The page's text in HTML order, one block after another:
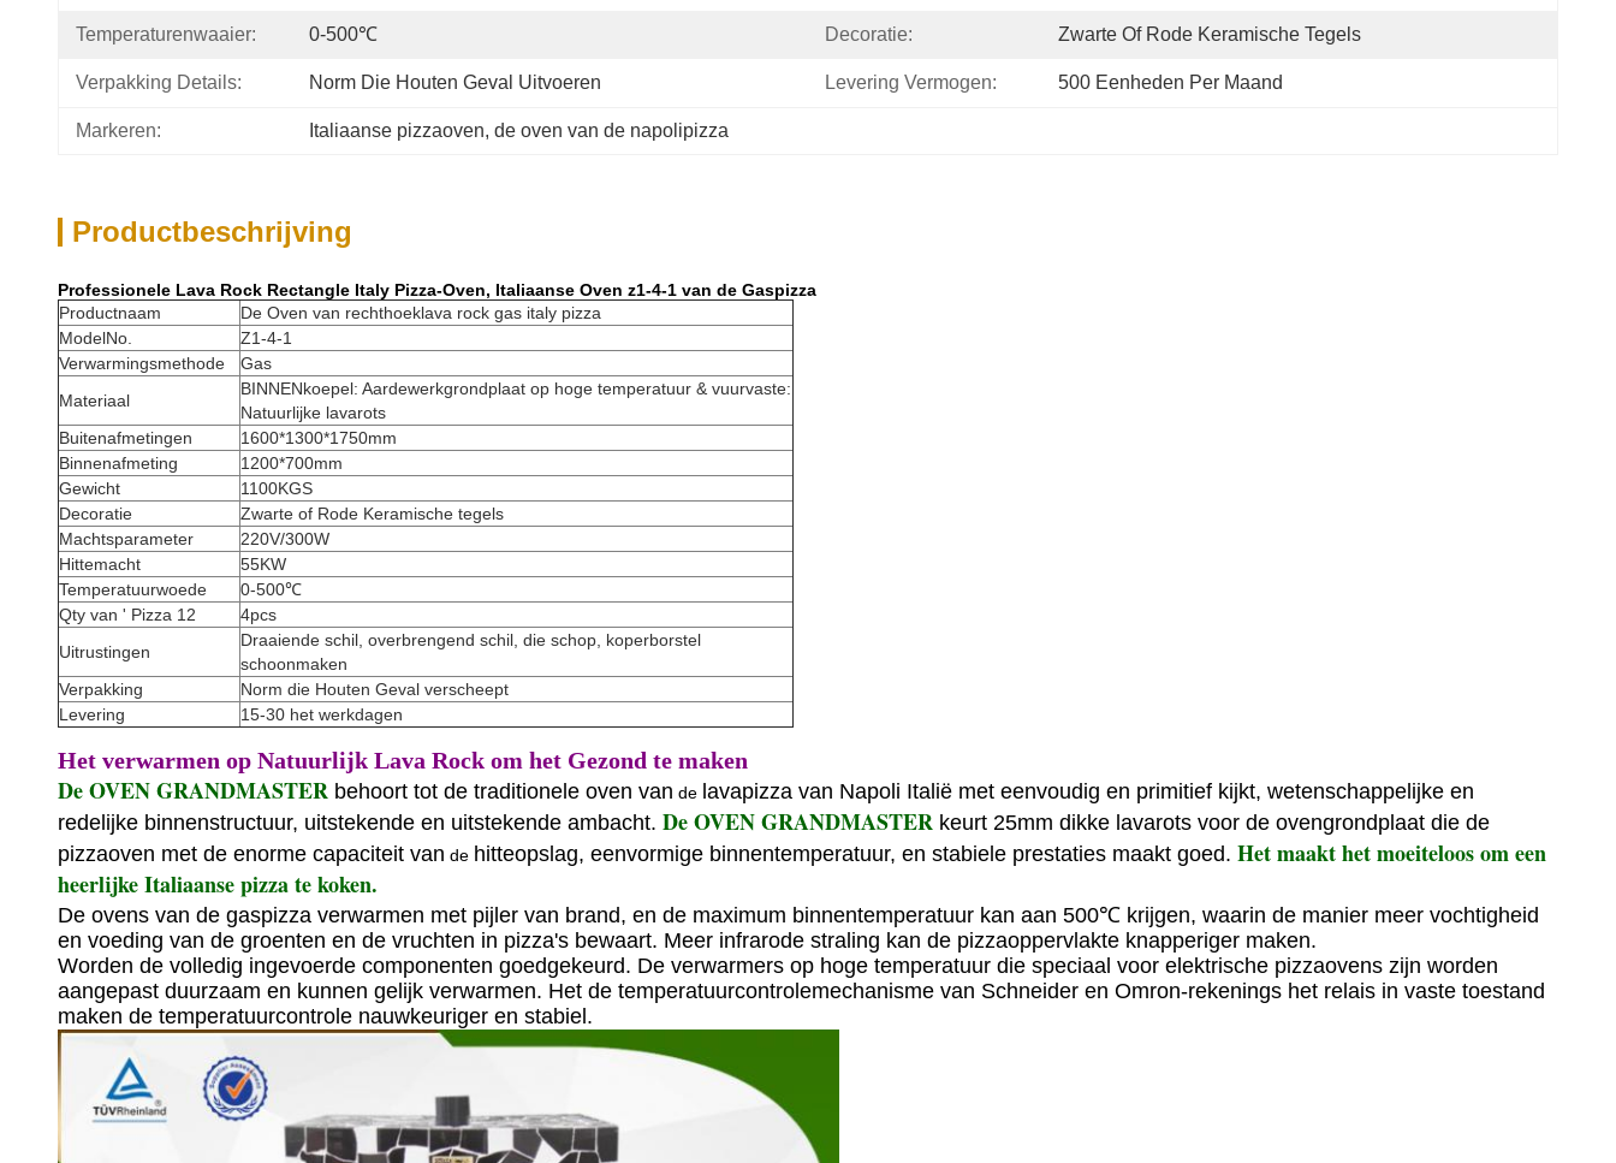
Temperaturenwaaier: 0-500℃ Decoratie: Zwarte Of Rode Keramische Tegels
Verpakking Details: Norm Die Houten Geval Uitvoeren Levering Vermogen: 500 Eenheden Per Maand
Markeren: Italiaanse pizzaoven, de oven van de napolipizza
Productbeschrijving
Professionele Lava Rock Rectangle Italy Pizza-Oven, Italiaanse Oven z1-4-1 van de Gaspizza
Productnaam
De Oven van rechthoeklava rock gas italy pizza
ModelNo.
Z1-4-1
Verwarmingsmethode
Gas
Materiaal
BINNENkoepel: Aardewerkgrondplaat op hoge temperatuur & vuurvaste:
Natuurlijke lavarots
Buitenafmetingen
1600*1300*1750mm
Binnenafmeting
1200*700mm
Gewicht
1100KGS
Decoratie
Zwarte of Rode Keramische tegels
Machtsparameter
220V/300W
Hittemacht
55KW
Temperatuurwoede
0-500℃
Qty van ' Pizza 12
4pcs
Uitrustingen
Draaiende schil, overbrengend schil, die schop, koperborstel
schoonmaken
Verpakking
Norm die Houten Geval verscheept
Levering
15-30 het werkdagen
Het verwarmen op Natuurlijk Lava Rock om het Gezond te maken
De OVEN GRANDMASTER behoort tot de traditionele oven van de lavapizza van Napoli Italië met eenvoudig en primitief kijkt, wetenschappelijke en
redelijke binnenstructuur, uitstekende en uitstekende ambacht. De OVEN GRANDMASTER keurt 25mm dikke lavarots voor de ovengrondplaat die de
pizzaoven met de enorme capaciteit van de hitteopslag, eenvormige binnentemperatuur, en stabiele prestaties maakt goed. Het maakt het moeiteloos om een
heerlijke Italiaanse pizza te koken.
De ovens van de gaspizza verwarmen met pijler van brand, en de maximum binnentemperatuur kan aan 500℃ krijgen, waarin de manier meer vochtigheid
en voeding van de groenten en de vruchten in pizza's bewaart. Meer infrarode straling kan de pizzaoppervlakte knapperiger maken.
Worden de volledig ingevoerde componenten goedgekeurd. De verwarmers op hoge temperatuur die speciaal voor elektrische pizzaovens zijn worden
aangepast duurzaam en kunnen gelijk verwarmen. Het de temperatuurcontrolemechanisme van Schneider en Omron-rekenings het relais in vaste toestand
maken de temperatuurcontrole nauwkeuriger en stabiel.